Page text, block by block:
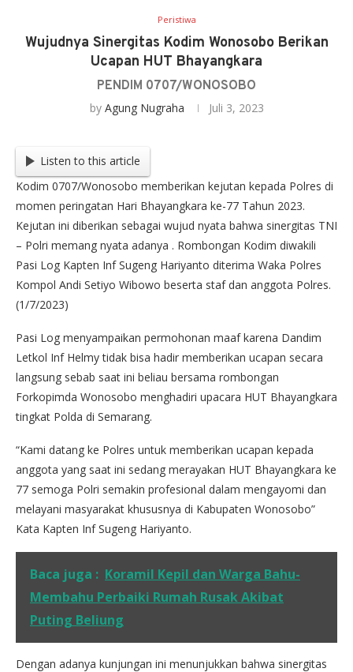
Peristiwa
Wujudnya Sinergitas Kodim Wonosobo Berikan
Ucapan HUT Bhayangkara
PENDIM 0707/WONOSOBO
by Agung Nugraha Juli 3, 2023
Listen to this article
Kodim 0707/Wonosobo memberikan kejutan kepada Polres di
momen peringatan Hari Bhayangkara ke-77 Tahun 2023.
Kejutan ini diberikan sebagai wujud nyata bahwa sinergitas TNI
– Polri memang nyata adanya . Rombongan Kodim diwakili
Pasi Log Kapten Inf Sugeng Hariyanto diterima Waka Polres
Kompol Andi Setiyo Wibowo beserta staf dan anggota Polres.
(1/7/2023)
Pasi Log menyampaikan permohonan maaf karena Dandim
Letkol Inf Helmy tidak bisa hadir memberikan ucapan secara
langsung sebab saat ini beliau bersama rombongan
Forkopimda Wonosobo menghadiri upacara HUT Bhayangkara
tingkat Polda di Semarang.
“Kami datang ke Polres untuk memberikan ucapan kepada
anggota yang saat ini sedang merayakan HUT Bhayangkara ke
77 semoga Polri semakin profesional dalam mengayomi dan
melayani masyarakat khususnya di Kabupaten Wonosobo”
Kata Kapten Inf Sugeng Hariyanto.
Baca juga : Koramil Kepil dan Warga Bahu-
Membahu Perbaiki Rumah Rusak Akibat
Puting Beliung
Dengan adanya kunjungan ini menunjukkan bahwa sinergitas